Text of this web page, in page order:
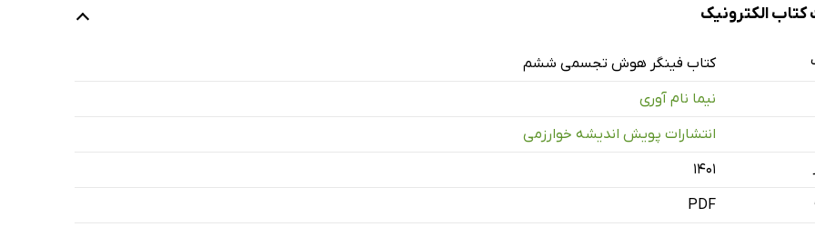
الکترونیک
کتاب فینگر هوش تجسمی ششم
نیما نام آوری
انتشارات پویش اندیشه خوارزمی
۱۴۰۱
PDF